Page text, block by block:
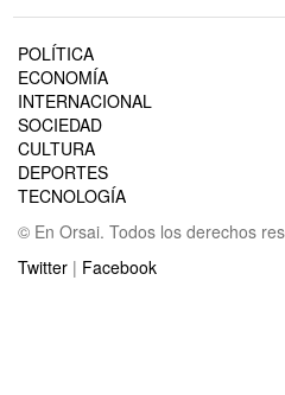
POLÍTICA
ECONOMÍA
INTERNACIONAL
SOCIEDAD
CULTURA
DEPORTES
TECNOLOGÍA
© En Orsai. Todos los derechos
Twitter | Facebook